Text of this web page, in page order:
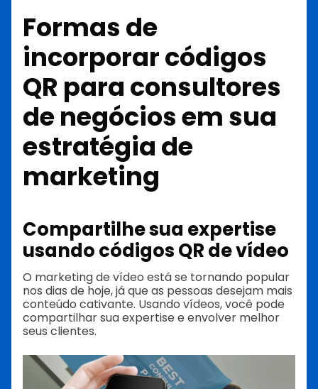
Formas de
incorporar códigos
QR para consultores
de negócios em sua
estratégia de
marketing
Compartilhe sua expertise
usando códigos QR de vídeo
O marketing de vídeo está se tornando popular
nos dias de hoje, já que as pessoas desejam mais
conteúdo cativante. Usando vídeos, você pode
compartilhar sua expertise e envolver melhor
seus clientes.